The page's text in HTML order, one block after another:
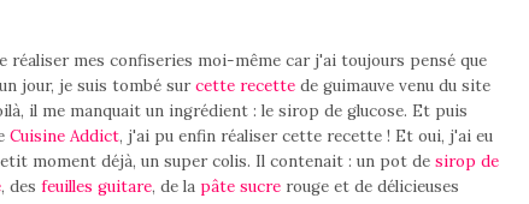
mes confiseries moi-même car j'ai toujours pensé que
jour, je suis tombé surcette recette de guimauve venu du site
il me manquait un ingrédient : le sirop de glucose. Et puis
Cuisine Addict, j'ai pu enfin réaliser cette recette ! Et oui, j'ai eu
moment déjà, un super colis. Il contenait : un pot de sirop de
, des feuilles guitare, de la pâte sucre rouge et de délicieuses